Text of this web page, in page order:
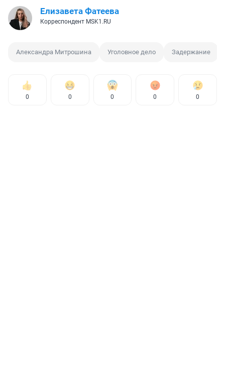
Елизавета Фатеева
Корреспондент MSK1.RU
Александра Митрошина Уголовное дело Задержание
0 0 0 0 0